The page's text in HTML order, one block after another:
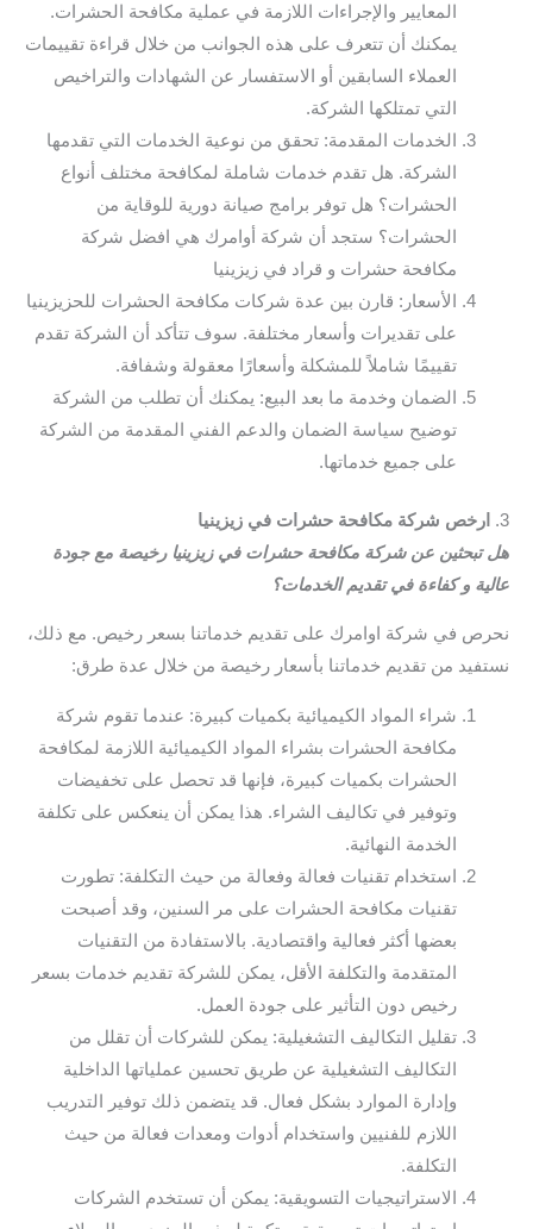
المعايير والإجراءات اللازمة في عملية مكافحة الحشرات.
يمكنك أن تتعرف على هذه الجوانب من خلال قراءة تقييمات
العملاء السابقين أو الاستفسار عن الشهادات والتراخيص
التي تمتلكها الشركة.
الخدمات المقدمة: تحقق من نوعية الخدمات التي تقدمها
الشركة. هل تقدم خدمات شاملة لمكافحة مختلف أنواع
الحشرات؟ هل توفر برامج صيانة دورية للوقاية من
الحشرات؟ ستجد أن شركة أوامرك هي افضل شركة
مكافحة حشرات و قراد في زيزينيا
الأسعار: قارن بين عدة شركات مكافحة الحشرات للحزيزينيا
على تقديرات وأسعار مختلفة. سوف تتأكد أن الشركة تقدم
تقييمًا شاملاً للمشكلة وأسعارًا معقولة وشفافة.
الضمان وخدمة ما بعد البيع: يمكنك أن تطلب من الشركة
توضيح سياسة الضمان والدعم الفني المقدمة من الشركة
على جميع خدماتها.
3.
ارخص شركة مكافحة حشرات في زيزينيا
هل تبحثين عن شركة مكافحة حشرات في زيزينيا رخيصة مع جودة
عالية و كفاءة في تقديم الخدمات؟
نحرص في شركة اوامرك على تقديم خدماتنا بسعر رخيص. مع ذلك،
نستفيد من تقديم خدماتنا بأسعار رخيصة من خلال عدة طرق:
شراء المواد الكيميائية بكميات كبيرة: عندما تقوم شركة
مكافحة الحشرات بشراء المواد الكيميائية اللازمة لمكافحة
الحشرات بكميات كبيرة، فإنها قد تحصل على تخفيضات
وتوفير في تكاليف الشراء. هذا يمكن أن ينعكس على تكلفة
الخدمة النهائية.
استخدام تقنيات فعالة وفعالة من حيث التكلفة: تطورت
تقنيات مكافحة الحشرات على مر السنين، وقد أصبحت
بعضها أكثر فعالية واقتصادية. بالاستفادة من التقنيات
المتقدمة والتكلفة الأقل، يمكن للشركة تقديم خدمات بسعر
رخيص دون التأثير على جودة العمل.
تقليل التكاليف التشغيلية: يمكن للشركات أن تقلل من
التكاليف التشغيلية عن طريق تحسين عملياتها الداخلية
وإدارة الموارد بشكل فعال. قد يتضمن ذلك توفير التدريب
اللازم للفنيين واستخدام أدوات ومعدات فعالة من حيث
التكلفة.
الاستراتيجيات التسويقية: يمكن أن تستخدم الشركات